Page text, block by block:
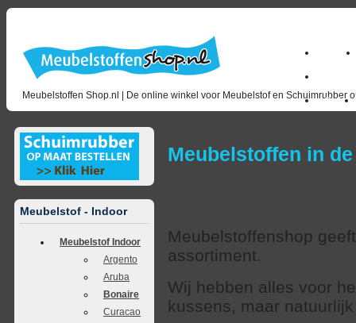
Meubelstoffen Shop.nl | De online winkel voor Meubelstof en Schuimrubber
Home
Outlet
Meubelstof - Indoor
Meubelstof Indoor
Argento
Aruba
Bonaire
Curacao
Meubelstoffen in
Meubelstoffenshop
assortiment.
Wij hebben alles voor
kussens, maar